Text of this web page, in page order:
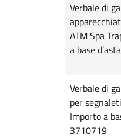
Verbale di
ATM Spa
a base
Verbale di
per
Importo a
3710719